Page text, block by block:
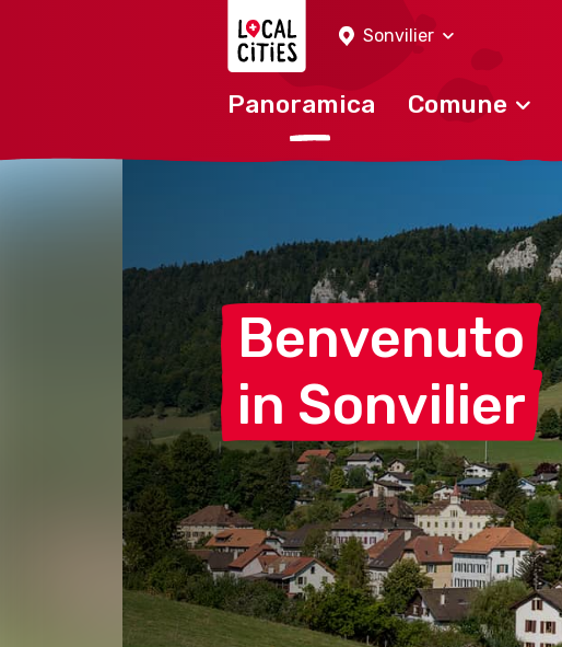
Sonvilier
Panoramica Comune
Benvenuto
in Sonvilier